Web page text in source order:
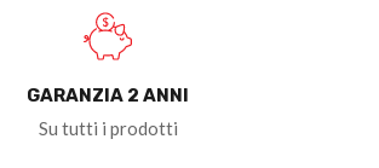
GARANZIA 2 ANNI
Su tutti i prodotti